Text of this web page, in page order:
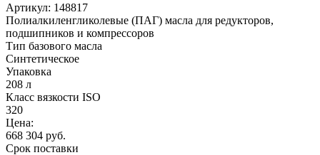
Артикул: 148817
Полиалкиленгликолевые (ПАГ) масла для редукторов,
подшипников и компрессоров
Тип базового масла
Синтетическое
Упаковка
208 л
Класс вязкости ISO
320
Цена:
668 304 руб.
Срок поставки